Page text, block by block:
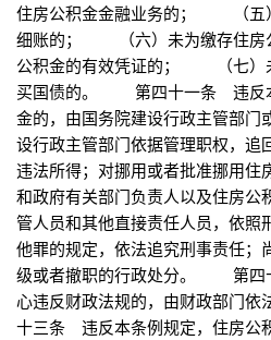
住房公积金金融业务的； （五
细账的； （六）未为缴存住房
公积金的有效凭证的； （七）
买国债的。 第四十一条 违反本
金的，由国务院建设行政主管部门
设行政主管部门依据管理职权，追
违法所得；对挪用或者批准挪用住
和政府有关部门负责人以及住房公
管人员和其他直接责任人员，依照
他罪的规定，依法追究刑事责任；
级或者撤职的行政处分。 第四
心违反财政法规的，由财政部门
十三条 违反本条例规定，住房公